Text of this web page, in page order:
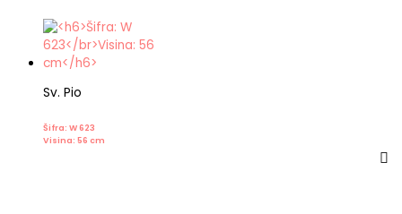
Sv. Pio
Šifra: W 623
Visina: 56 cm